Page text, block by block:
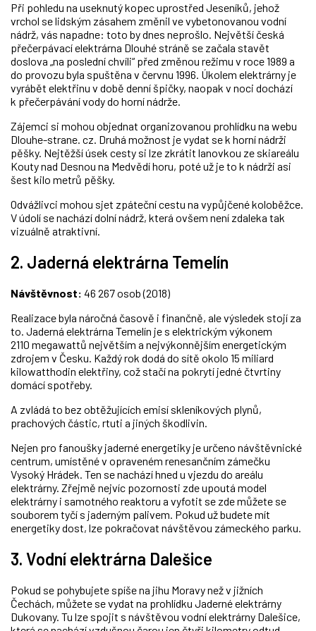
Při pohledu na useknutý kopec uprostřed Jeseníků, jehož
vrchol se lidským zásahem změnil ve vybetonovanou vodní
nádrž, vás napadne: toto by dnes neprošlo. Největší česká
přečerpávací elektrárna Dlouhé stráně se začala stavět
doslova „na poslední chvíli“ před změnou režimu v roce 1989 a
do provozu byla spuštěna v červnu 1996. Úkolem elektrárny je
vyrábět elektřinu v době denní špičky, naopak v noci dochází
k přečerpávání vody do horní nádrže.
Zájemci si mohou objednat organizovanou prohlídku na webu
Dlouhe-strane. cz. Druhá možnost je vydat se k horní nádrži
pěšky. Nejtěžší úsek cesty si lze zkrátit lanovkou ze skiareálu
Kouty nad Desnou na Medvědí horu, poté už je to k nádrži asi
šest kilo metrů pěšky.
Odvážlivci mohou sjet zpáteční cestu na vypůjčené koloběžce.
V údolí se nachází dolní nádrž, která ovšem není zdaleka tak
vizuálně atraktivní.
2. Jaderná elektrárna Temelín
Návštěvnost: 46 267 osob (2018)
Realizace byla náročná časově i finančně, ale výsledek stojí za
to. Jaderná elektrárna Temelín je s elektrickým výkonem
2110 megawattů největším a nejvýkonnějším energetickým
zdrojem v Česku. Každý rok dodá do sítě okolo 15 miliard
kilowatthodin elektřiny, což stačí na pokrytí jedné čtvrtiny
domácí spotřeby.
A zvládá to bez obtěžujících emisí skleníkových plynů,
prachových částic, rtuti a jiných škodlivin.
Nejen pro fanoušky jaderné energetiky je určeno návštěvnické
centrum, umístěné v opraveném renesančním zámečku
Vysoký Hrádek. Ten se nachází hned u vjezdu do areálu
elektrárny. Zřejmě nejvíc pozornosti zde upoutá model
elektrárny i samotného reaktoru a vyfotit se zde můžete se
souborem tyčí s jaderným palivem. Pokud už budete mít
energetiky dost, lze pokračovat návštěvou zámeckého parku.
3. Vodní elektrárna Dalešice
Pokud se pohybujete spíše na jihu Moravy než v jižních
Čechách, můžete se vydat na prohlídku Jaderné elektrárny
Dukovany. Tu lze spojit s návštěvou vodní elektrárny Dalešice,